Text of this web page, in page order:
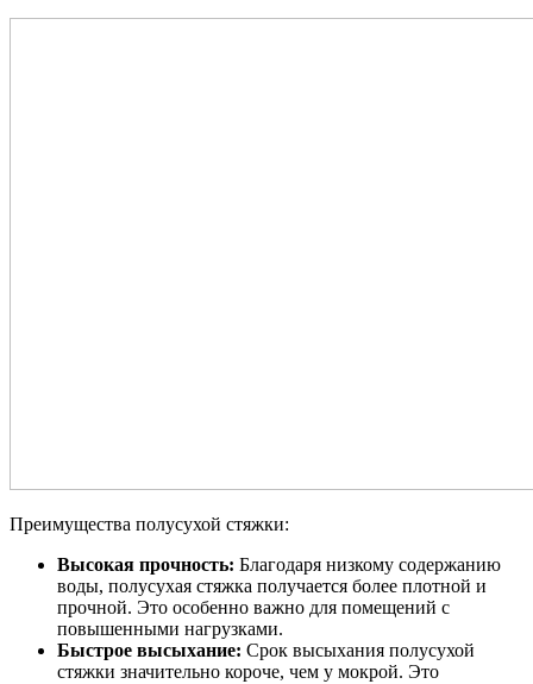
Преимущества полусухой стяжки:
Высокая прочность: Благодаря низкому содержанию
воды, полусухая стяжка получается более плотной и
прочной. Это особенно важно для помещений с
повышенными нагрузками.
Быстрое высыхание: Срок высыхания полусухой
стяжки значительно короче, чем у мокрой. Это